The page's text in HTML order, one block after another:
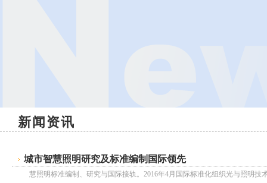
新闻资讯
城市智慧照明研究及标准编制国际领先
慧照明标准编制、研究与国际接轨。2016年4月国际标准化组织光与照明技